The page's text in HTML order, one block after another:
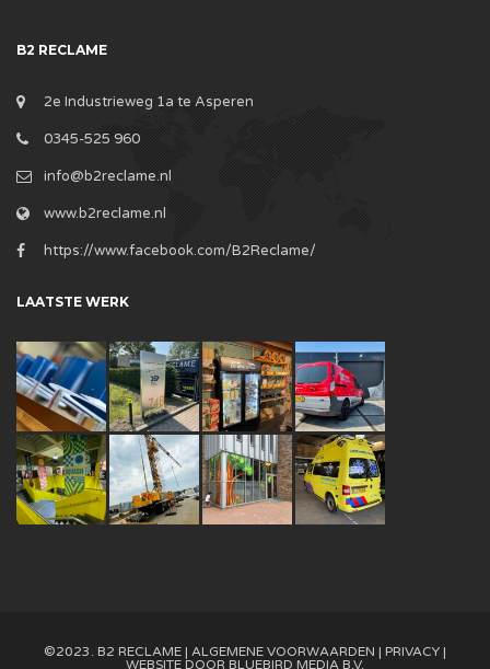
B2 RECLAME
2e Industrieweg 1a te Asperen
0345-525 960
info@b2reclame.nl
www.b2reclame.nl
https://www.facebook.com/B2Reclame/
LAATSTE WERK
©2023. B2 RECLAME | ALGEMENE VOORWAARDEN | PRIVACY |
WEBSITE DOOR BLUEBIRD MEDIA B.V.